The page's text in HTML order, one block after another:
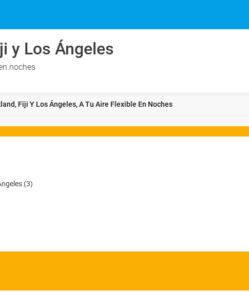
y Los Ángeles
noches
Fiji Y Los Ángeles, A Tu Aire Flexible En Noches